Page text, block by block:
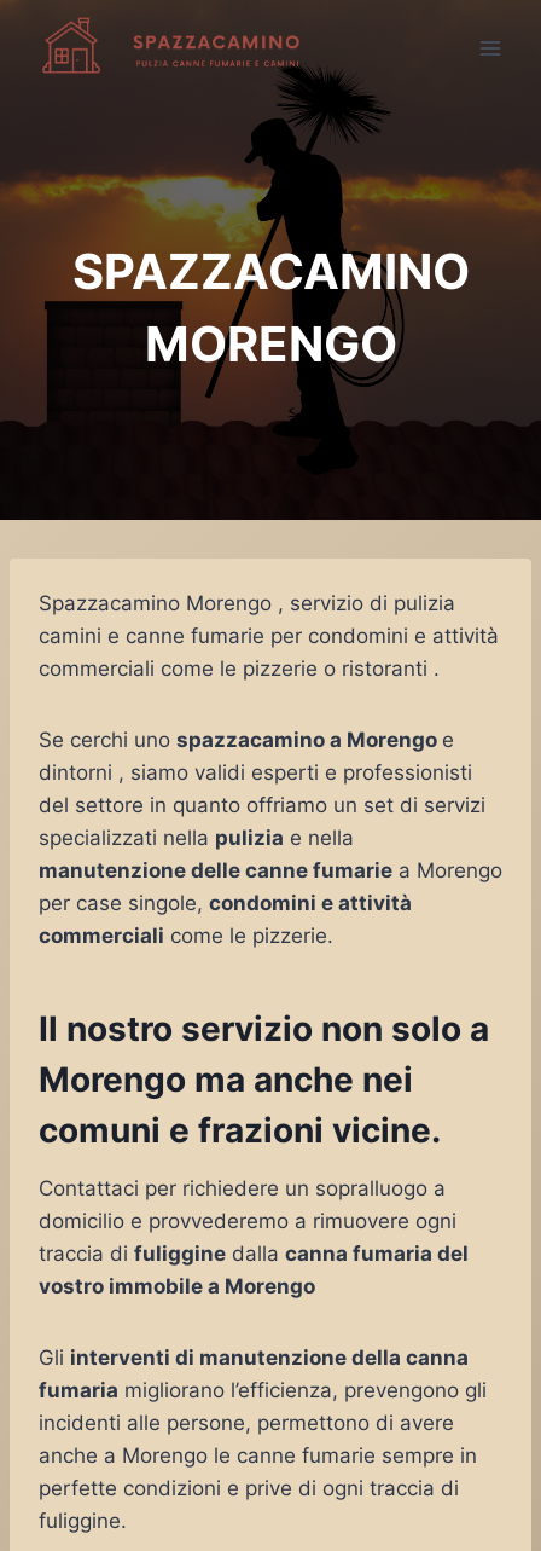
contenuto
SPAZZACAMINO
MORENGO
Spazzacamino Morengo , servizio di pulizia
camini e canne fumarie per condomini e attività
commerciali come le pizzerie o ristoranti .
Se cerchi uno spazzacamino a Morengo e
dintorni , siamo validi esperti e professionisti
del settore in quanto offriamo un set di servizi
specializzati nella pulizia e nella
manutenzione delle canne fumarie a Morengo
per case singole, condomini e attività
commerciali come le pizzerie.
Il nostro servizio non solo a
Morengo ma anche nei
comuni e frazioni vicine.
Contattaci per richiedere un sopralluogo a
domicilio e provvederemo a rimuovere ogni
traccia di fuliggine dalla canna fumaria del
vostro immobile a Morengo
Gli interventi di manutenzione della canna
fumaria migliorano l’efficienza, prevengono gli
incidenti alle persone, permettono di avere
anche a Morengo le canne fumarie sempre in
perfette condizioni e prive di ogni traccia di
fuliggine.